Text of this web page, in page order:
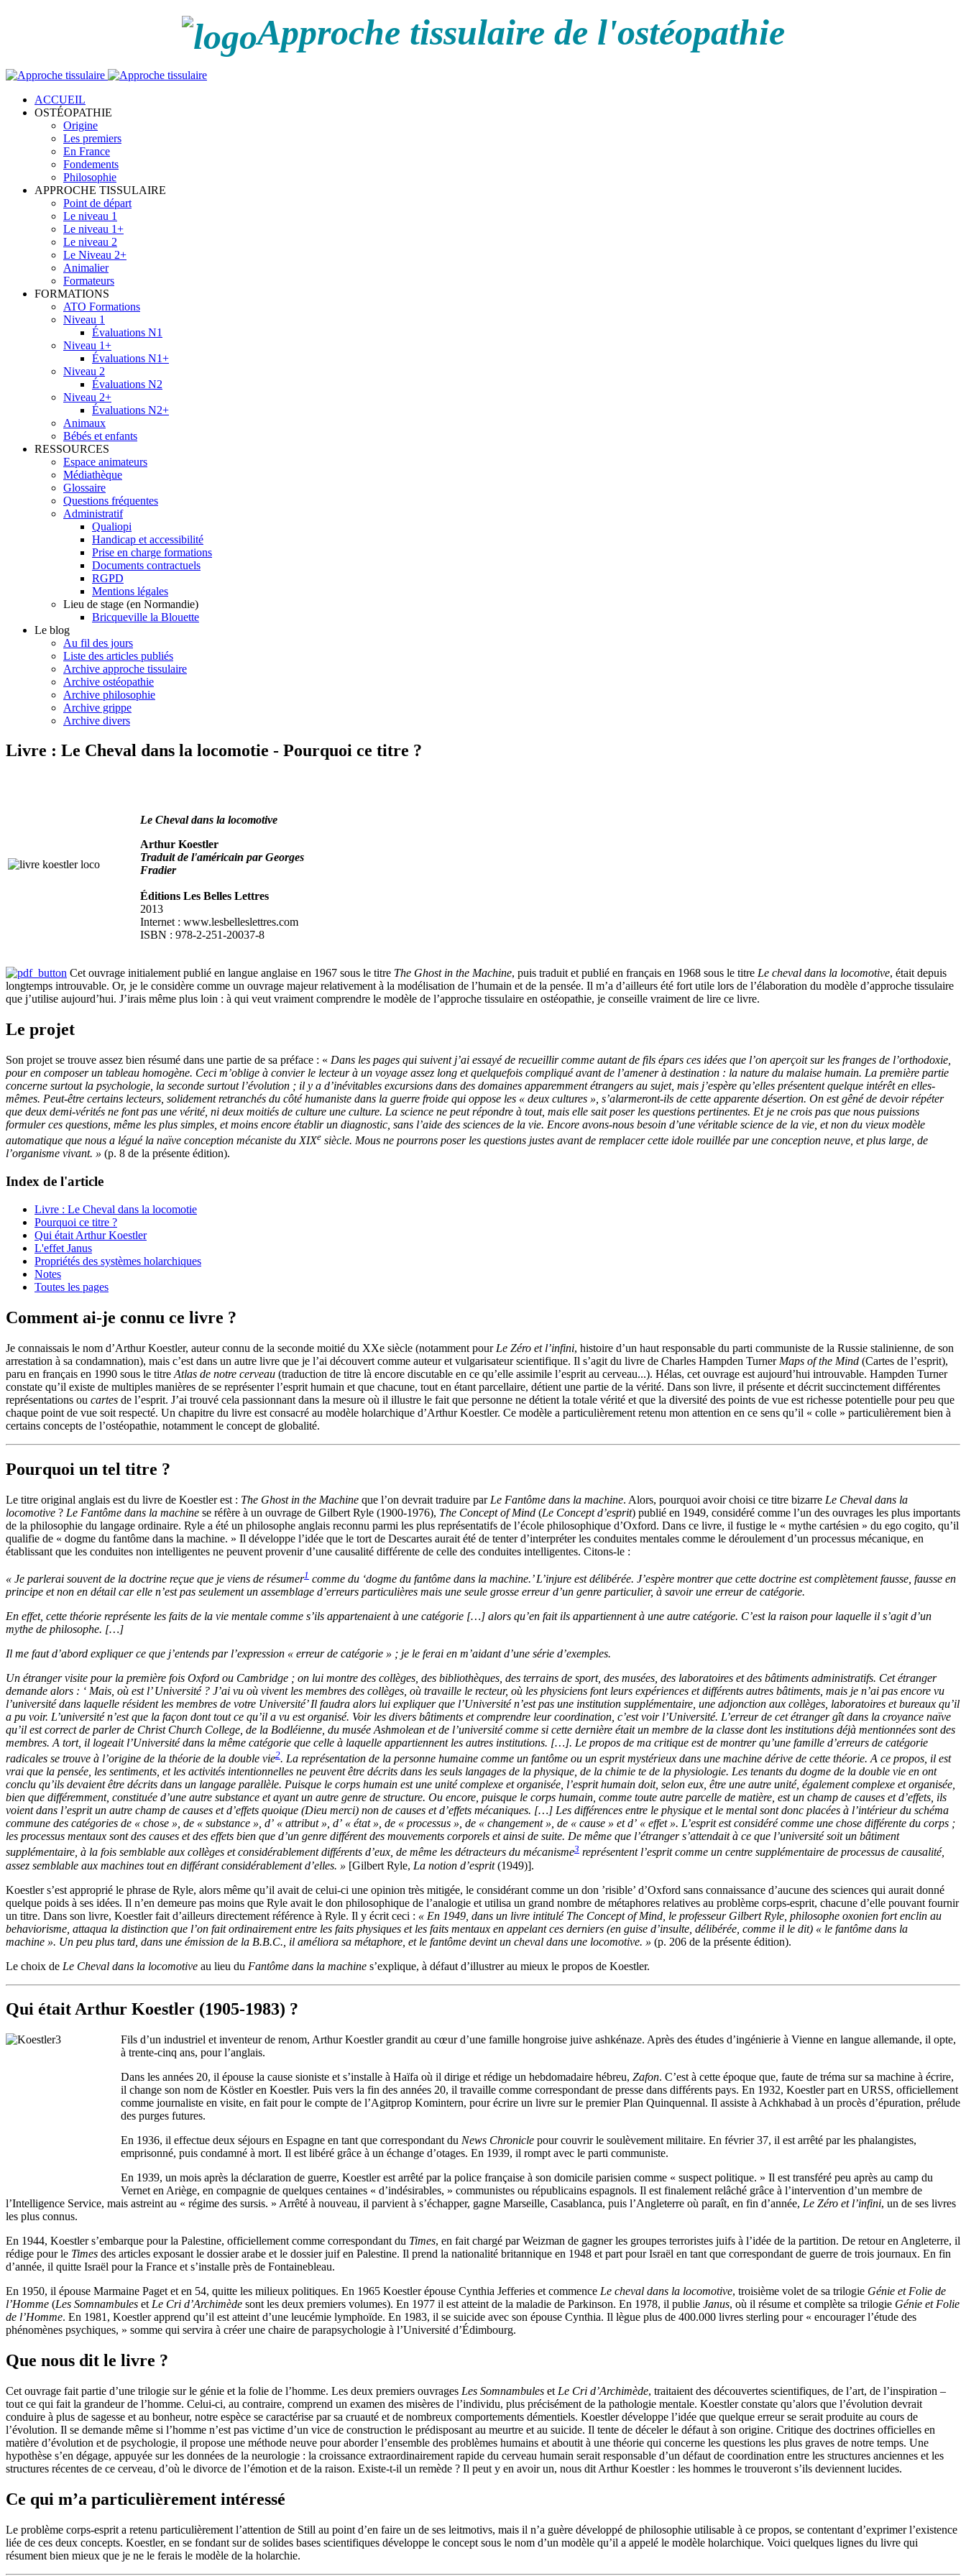
Approche tissulaire de l'ostéopathie
ACCUEIL
OSTÉOPATHIE
Origine
Les premiers
En France
Fondements
Philosophie
APPROCHE TISSULAIRE
Point de départ
Le niveau 1
Le niveau 1+
Le niveau 2
Le Niveau 2+
Animalier
Formateurs
FORMATIONS
ATO Formations
Niveau 1
Évaluations N1
Niveau 1+
Évaluations N1+
Niveau 2
Évaluations N2
Niveau 2+
Évaluations N2+
Animaux
Bébés et enfants
RESSOURCES
Espace animateurs
Médiathèque
Glossaire
Questions fréquentes
Administratif
Qualiopi
Handicap et accessibilité
Prise en charge formations
Documents contractuels
RGPD
Mentions légales
Lieu de stage (en Normandie)
Bricqueville la Blouette
Le blog
Au fil des jours
Liste des articles publiés
Archive approche tissulaire
Archive ostéopathie
Archive philosophie
Archive grippe
Archive divers
Livre : Le Cheval dans la locomotie - Pourquoi ce titre ?
Le Cheval dans la locomotive
Arthur Koestler
Traduit de l'américain par Georges
Fradier
Éditions Les Belles Lettres
2013
Internet : www.lesbelleslettres.com
ISBN : 978-2-251-20037-8
Cet ouvrage initialement publié en langue anglaise en 1967 sous le titre The Ghost in the Machine, puis traduit et publié en français en 1968 sous le titre Le cheval dans la locomotive, était depuis
longtemps introuvable. Or, je le considère comme un ouvrage majeur relativement à la modélisation de l’humain et de la pensée. Il m’a d’ailleurs été fort utile lors de l’élaboration du modèle d’approche tissulaire
que j’utilise aujourd’hui. J’irais même plus loin : à qui veut vraiment comprendre le modèle de l’approche tissulaire en ostéopathie, je conseille vraiment de lire ce livre.
Le projet
Son projet se trouve assez bien résumé dans une partie de sa préface : « Dans les pages qui suivent j’ai essayé de recueillir comme autant de fils épars ces idées que l’on aperçoit sur les franges de l’orthodoxie,
pour en composer un tableau homogène. Ceci m’oblige à convier le lecteur à un voyage assez long et quelquefois compliqué avant de l’amener à destination : la nature du malaise humain. La première partie
concerne surtout la psychologie, la seconde surtout l’évolution ; il y a d’inévitables excursions dans des domaines apparemment étrangers au sujet, mais j’espère qu’elles présentent quelque intérêt en elles-
mêmes. Peut-être certains lecteurs, solidement retranchés du côté humaniste dans la guerre froide qui oppose les « deux cultures », s’alarmeront-ils de cette apparente désertion. On est gêné de devoir répéter
que deux demi-vérités ne font pas une vérité, ni deux moitiés de culture une culture. La science ne peut répondre à tout, mais elle sait poser les questions pertinentes. Et je ne crois pas que nous puissions
formuler ces questions, même les plus simples, et moins encore établir un diagnostic, sans l’aide des sciences de la vie. Encore avons-nous besoin d’une véritable science de la vie, et non du vieux modèle
automatique que nous a légué la naïve conception mécaniste du XIXe siècle. Mous ne pourrons poser les questions justes avant de remplacer cette idole rouillée par une conception neuve, et plus large, de
l’organisme vivant. » (p. 8 de la présente édition).
Index de l'article
Livre : Le Cheval dans la locomotie
Pourquoi ce titre ?
Qui était Arthur Koestler
L'effet Janus
Propriétés des systèmes holarchiques
Notes
Toutes les pages
Comment ai-je connu ce livre ?
Je connaissais le nom d’Arthur Koestler, auteur connu de la seconde moitié du XXe siècle (notamment pour Le Zéro et l’infini, histoire d’un haut responsable du parti communiste de la Russie stalinienne, de son
arrestation à sa condamnation), mais c’est dans un autre livre que je l’ai découvert comme auteuret vulgarisateurscientifique. Il s’agit du livre de Charles Hampden Turner Maps of the Mind (Cartes de l’esprit),
paru en français en 1990 sous le titre Atlas de notre cerveau (traduction de titre là encore discutable en ce qu’elle assimile l’esprit au cerveau...). Hélas, cet ouvrage est aujourd’hui introuvable. Hampden Turner
constate qu’il existe de multiples manières de se représenter l’esprit humain et que chacune, tout en étant parcellaire, détient une partie de la vérité. Dans son livre, il présente et décrit succinctement différentes
représentations ou cartes de l’esprit. J’ai trouvé cela passionnant dans la mesure où il illustre le fait que personne ne détient la totale vérité et que la diversité des points de vue est richesse potentielle pour peu que
chaque point de vue soit respecté. Un chapitre du livre est consacré au modèle holarchique d’Arthur Koestler. Ce modèle a particulièrement retenu mon attention en ce sens qu’il « colle » particulièrement bien à
certains concepts de l’ostéopathie, notamment le concept de globalité.
Pourquoi un tel titre ?
Le titre original anglais est du livre de Koestler est : The Ghost in the Machine que l’on devrait traduire par Le Fantôme dans la machine. Alors, pourquoi avoir choisi ce titre bizarre Le Cheval dans la
locomotive ? Le Fantôme dans la machine se réfère à un ouvrage de Gilbert Ryle (1900-1976), The Concept of Mind (Le Concept d’esprit) publié en 1949, considéré comme l’un des ouvrages les plus importants
de la philosophie du langage ordinaire. Ryle a été un philosophe anglais reconnu parmi les plus représentatifs de l’école philosophique d’Oxford. Dans ce livre, il fustige le « mythe cartésien » du ego cogito, qu’il
qualifie de « dogme du fantôme dans la machine. » Il développe l’idée que le tort de Descartes aurait été de tenter d’interpréter les conduites mentales comme le déroulement d’un processus mécanique, en
établissant que les conduites non intelligentes ne peuvent provenir d’une causalité différente de celle des conduites intelligentes. Citons-le :
« Je parlerai souvent de la doctrine reçue que je viens de résumer1 comme du ‘dogme du fantôme dans la machine.’ L’injure est délibérée. J’espère montrer que cette doctrine est complètement fausse, fausse en
principe et non en détail car elle n’est pas seulement un assemblage d’erreurs particulières mais une seule grosse erreur d’un genre particulier, à savoir une erreur de catégorie.
En effet, cette théorie représente les faits de la vie mentale comme s’ils appartenaient à une catégorie […] alors qu’en fait ils appartiennent à une autre catégorie. C’est la raison pour laquelle il s’agit d’un
mythe de philosophe. […]
Il me faut d’abord expliquer ce que j’entends par l’expression « erreur de catégorie » ; je le ferai en m’aidant d’une série d’exemples.
Un étranger visite pour la première fois Oxford ou Cambridge ; on lui montre des collèges, des bibliothèques, des terrains de sport, des musées, des laboratoires et des bâtiments administratifs. Cet étranger
demande alors : ‘ Mais, où est l’ Université ? J’ai vu où vivent les membres des collèges, où travaille le recteur, où les physiciens font leurs expériences et différents autres bâtiments, mais je n’ai pas encore vu
l’université dans laquelle résident les membres de votre Université’ Il faudra alors lui expliquer que l’Université n’est pas une institution supplémentaire, une adjonction aux collèges, laboratoires et bureaux qu’il
a pu voir. L’université n’est que la façon dont tout ce qu’il a vu est organisé. Voir les divers bâtiments et comprendre leur coordination, c’est voir l’Université. L’erreur de cet étranger gît dans la croyance naïve
qu’il est correct de parler de Christ Church College, de la Bodléienne, du musée Ashmolean etde l’université comme si cette dernière était un membre de la classe dont les institutions déjà mentionnées sont des
membres. A tort, il logeait l’Université dans la même catégorie que celle à laquelle appartiennent les autres institutions. […]. Le propos de ma critique est de montrer qu’une famille d’erreurs de catégorie
radicales se trouve à l’origine de la théorie de la double vie2. La représentation de la personne humaine comme un fantôme ou un esprit mystérieux dans une machine dérive de cette théorie. A ce propos, il est
vrai que la pensée, les sentiments, et les activités intentionnelles ne peuvent être décrits dans les seuls langages de la physique, de la chimie te de la physiologie. Les tenants du dogme de la double vie en ont
conclu qu’ils devaient être décrits dans un langage parallèle. Puisque le corps humain est une unité complexe et organisée , l’esprit humain doit, selon eux, être une autre unité, également complexe et organisée,
bien que différemment, constituée d’une autre substance et ayant un autre genre de structure. Ou encore, puisque le corps humain, comme toute autre parcelle de matière, est un champ de causes et d’effets, ils
voient dans l’esprit un autre champ de causes et d’effets quoique (Dieu merci) non de causes et d’effets mécaniques. […] Les différences entre le physique et le mental sont donc placées à l’intérieur du schéma
commune des catégories de « chose », de « substance », d’ « attribut », d’ « état », de « processus », de « changement », de « cause » et d’ « effet ». L’esprit est considéré comme une chose différente du corps ;
les processus mentaux sont des causes et des effets bien que d’un genre différent des mouvements corporels et ainsi de suite. De même que l’étranger s’attendait à ce que l’université soit un bâtiment
supplémentaire, à la fois semblable aux collèges et considérablement différents d’eux, de même les détracteurs du mécanisme3 représentent l’esprit comme un centre supplémentaire de processus de causalité,
assez semblable aux machines tout en différant considérablement d’elles. » [Gilbert Ryle, La notion d’esprit(1949)].
Koestler s’est approprié le phrase de Ryle, alors même qu’il avait de celui-ci une opinion très mitigée, le considérant comme un don ’risible’ d’Oxford sans connaissance d’aucune des sciences qui aurait donné
quelque poids à ses idées. Il n’en demeure pas moins que Ryle avait le don philosophique de l’analogie et utilisa un grand nombre de métaphores relatives au problème corps-esprit, chacune d’elle pouvant fournir
un titre. Dans son livre, Koestler fait d’ailleurs directement référence à Ryle. Il y écrit ceci : « En 1949, dans un livre intitulé The Concept of Mind, le professeur Gilbert Ryle, philosophe oxonien fort enclin au
behaviorisme, attaqua la distinction que l’on fait ordinairement entre les faits physiques et les faits mentaux en appelant ces derniers (en guise d’insulte, délibérée, comme il le dit) « le fantôme dans la
machine ». Un peu plus tard, dans une émission de la B.B.C., il améliora sa métaphore, et le fantôme devint un cheval dans une locomotive. » (p. 206 de la présente édition).
Le choix de Le Cheval dans la locomotive au lieu du Fantôme dans la machine s’explique, à défaut d’illustrer au mieux le propos de Koestler.
Qui était Arthur Koestler (1905-1983) ?
Fils d’un industriel et inventeur de renom, Arthur Koestler grandit au cœur d’une famille hongroise juive ashkénaze. Après des études d’ingénierie à Vienne en langue allemande, il opte,
à trente-cinq ans, pour l’anglais.
Dans les années 20, il épouse la cause sioniste et s’installe à Haïfa où il dirige et rédige un hebdomadaire hébreu, Zafon. C’est à cette époque que, faute de tréma sur sa machine à écrire,
il change son nom de Köstler en Koestler. Puis vers la fin des années 20, il travaille comme correspondant de presse dans différents pays. En 1932, Koestler part en URSS, officiellement
comme journaliste en visite, en fait pour le compte de l’Agitprop Komintern, pour écrire un livre sur le premier Plan Quinquennal. Il assiste à Achkhabad à un procès d’épuration, prélude
des purges futures.
En 1936, il effectue deux séjours en Espagne en tant que correspondant du News Chronicle pour couvrir le soulèvement militaire. En février 37, il est arrêté par les phalangistes,
emprisonné, puis condamné à mort. Il est libéré grâce à un échange d’otages. En 1939, il rompt avec le parti communiste.
En 1939, un mois après la déclaration de guerre, Koestler est arrêté par la police française à son domicile parisien comme « suspect politique. » Il est transféré peu après au camp du
Vernet en Ariège, en compagnie de quelques centaines « d’indésirables, » communistes ou républicains espagnols. Il est finalement relâché grâce à l’intervention d’un membre de
l’Intelligence Service, mais astreint au « régime des sursis. » Arrêté à nouveau, il parvient à s’échapper, gagne Marseille, Casablanca, puis l’Angleterre où paraît, en fin d’année, Le Zéro et l’infini, un de ses livres
les plus connus.
En 1944, Koestler s’embarque pour la Palestine, officiellement comme correspondant du Times, en fait chargé par Weizman de gagner les groupes terroristes juifs à l’idée de la partition. De retour en Angleterre, il
rédige pour le Times des articles exposant le dossier arabe et le dossier juif en Palestine. Il prend la nationalité britannique en 1948 et part pour Israël en tant que correspondant de guerre de trois journaux. En fin
d’année, il quitte Israël pour la France et s’installe près de Fontainebleau.
En 1950, il épouse Marmaine Paget et en 54, quitte les milieux politiques. En 1965 Koestler épouse Cynthia Jefferies et commence Le cheval dans la locomotive, troisième volet de sa trilogie Génie et Folie de
l’Homme (Les Somnambules et Le Cri d’Archimède sont les deux premiers volumes). En 1977 il est atteint de la maladie de Parkinson. En 1978, il publie Janus, où il résume et complète sa trilogie Génie et Folie
de l’Homme. En 1981, Koestler apprend qu’il est atteint d’une leucémie lymphoïde. En 1983, il se suicide avec son épouse Cynthia. Il lègue plus de 400.000 livres sterling pour « encourager l’étude des
phénomènes psychiques, » somme qui servira à créer une chaire de parapsychologie à l’Université d’Édimbourg.
Que nous dit le livre ?
Cet ouvrage fait partie d’une trilogie sur le génie et la folie de l’homme. Les deux premiers ouvrages Les Somnambules et Le Cri d’Archimède, traitaient des découvertes scientifiques, de l’art, de l’inspiration –
tout ce qui fait la grandeur de l’homme. Celui-ci, au contraire, comprend un examen des misères de l’individu, plus précisément de la pathologie mentale. Koestler constate qu’alors que l’évolution devrait
conduire à plus de sagesse et au bonheur, notre espèce se caractérise par sa cruauté et de nombreux comportements démentiels. Koestler développe l’idée que quelque erreur se serait produite au cours de
l’évolution. Il se demande même si l’homme n’est pas victime d’un vice de construction le prédisposant au meurtre et au suicide. Il tente de déceler le défaut à son origine. Critique des doctrines officielles en
matière d’évolution et de psychologie, il propose une méthode neuve pour aborder l’ensemble des problèmes humains et aboutit à une théorie qui concerne les questions les plus graves de notre temps. Une
hypothèse s’en dégage, appuyée sur les données de la neurologie : la croissance extraordinairement rapide du cerveau humain serait responsable d’un défaut de coordination entre les structures anciennes et les
structures récentes de ce cerveau, d’où le divorce de l’émotion et de la raison. Existe-t-il un remède ? Il peut y en avoir un, nous dit Arthur Koestler : les hommes le trouveront s’ils deviennent lucides.
Ce qui m’a particulièrement intéressé
Le problème corps-esprit a retenu particulièrement l’attention de Still au point d’en faire un de ses leitmotivs, mais il n’a guère développé de philosophie utilisable à ce propos, se contentant d’exprimer l’existence
liée de ces deux concepts. Koestler, en se fondant sur de solides bases scientifiques développe le concept sous le nom d’un modèle qu’il a appelé le modèle holarchique. Voici quelques lignes du livre qui
résument bien mieux que je ne le ferais le modèle de la holarchie.